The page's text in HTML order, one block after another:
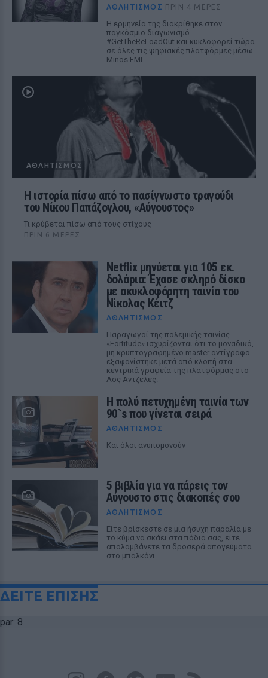
ΑΘΛΗΤΙΣΜΌΣ ΠΡΙΝ 4 ΜΈΡΕΣ
Η ερμηνεία της διακρίθηκε στον
παγκόσμιο διαγωνισμό
#GetTheReLoadOut και κυκλοφορεί τώρα
σε όλες τις ψηφιακές πλατφόρμες μέσω
Minos EMI.
ΑΘΛΗΤΙΣΜΌΣ
Η ιστορία πίσω από το πασίγνωστο τραγούδι
του Νίκου Παπάζογλου, «Αύγουστος»
Τι κρύβεται πίσω από τους στίχους
ΠΡΙΝ 6 ΜΈΡΕΣ
Netflix μηνύεται για 105 εκ.
δολάρια: Έχασε σκληρό δίσκο
με ακυκλοφόρητη ταινία του
Νίκολας Κέιτζ
ΑΘΛΗΤΙΣΜΌΣ
Παραγωγοί της πολεμικής ταινίας
«Fortitude» ισχυρίζονται ότι το μοναδικό,
μη κρυπτογραφημένο master αντίγραφο
εξαφανίστηκε μετά από κλοπή στα
κεντρικά γραφεία της πλατφόρμας στο
Λος Αντζελες.
Η πολύ πετυχημένη ταινία των
90`s που γίνεται σειρά
ΑΘΛΗΤΙΣΜΌΣ
Και όλοι ανυπομονούν
5 βιβλία για να πάρεις τον
Αύγουστο στις διακοπές σου
ΑΘΛΗΤΙΣΜΌΣ
Είτε βρίσκεστε σε μια ήσυχη παραλία με
το κύμα να σκάει στα πόδια σας, είτε
απολαμβάνετε τα δροσερά απογεύματα
στο μπαλκόνι
ΔΕΙΤΕ ΕΠΙΣΗΣ
par: 8